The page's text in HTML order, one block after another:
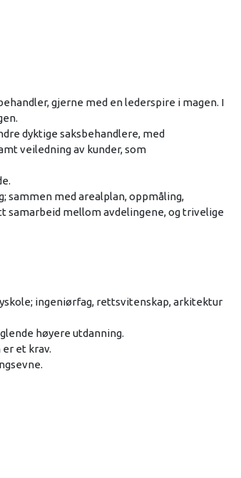
gjerne med en lederspire i magen. I
dyktige saksbehandlere, med
veiledning av kunder, som
sammen med arealplan, oppmåling,
samarbeid mellom avdelingene, og trivelige
ingeniørfag, rettsvitenskap, arkitektur
høyere utdanning.
et krav.